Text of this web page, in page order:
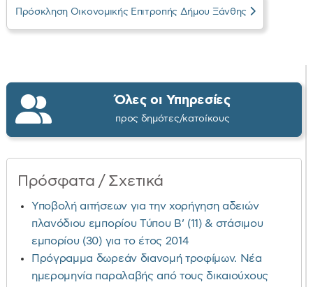
Πρόσκληση Οικονομικής Επιτροπής Δήμου Ξάνθης
Όλες οι Υπηρεσίες
προς δημότες/κατοίκους
Πρόσφατα / Σχετικά
Υποβολή αιτήσεων για την χορήγηση αδειών
πλανόδιου εμπορίου Τύπου Β’ (11) & στάσιμου
εμπορίου (30) για το έτος 2014
Πρόγραμμα δωρεάν διανομή τροφίμων. Νέα
ημερομηνία παραλαβής από τους δικαιούχους